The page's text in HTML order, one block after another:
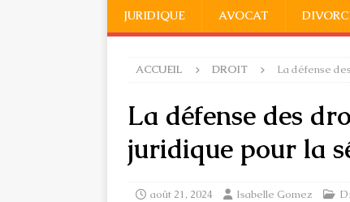
JURIDIQUE AVOCAT
ACCUEIL DROIT La défense
La défense des
juridique pour la
août 21, 2024 Isabelle Gomez